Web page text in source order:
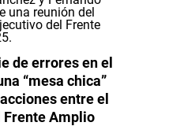
de errores en el
“mesa chica”
entre el
Frente Amplio